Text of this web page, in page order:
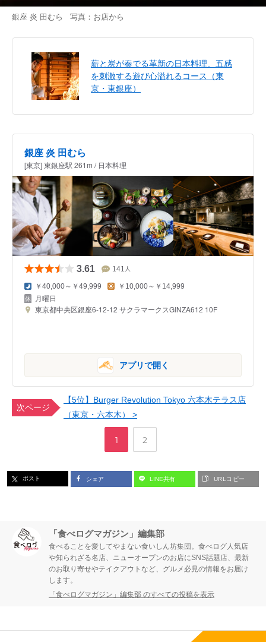
銀座 炎 田むら 写真：お店から
薪と炭が奏でる革新の日本料理、五感
を刺激する遊び心溢れるコース（東
京・東銀座）
銀座 炎 田むら
[東京] 東銀座駅 261m / 日本料理
3.61 141 人
￥40,000～￥49,999 ￥10,000～￥14,999
月曜日
東京都中央区銀座6-12-12 サクラマークスGINZA612 10F
アプリで開く
次ページ
【5位】Burger Revolution Tokyo 六本木テラス店
（東京・六本木） >
ペ
ジ
1
,
ペ
ジ
2
ポスト シェア LINE共有 URLコピー
「食べログマガジン」編集部
食べることを愛してやまない食いしん坊集団。食べログ人気店
や知られざる名店、ニューオープンのお店にSNS話題店、最新
のお取り寄せやテイクアウトなど、グルメ必見の情報をお届け
します。
「食べログマガジン」編集部 のすべての投稿を表示